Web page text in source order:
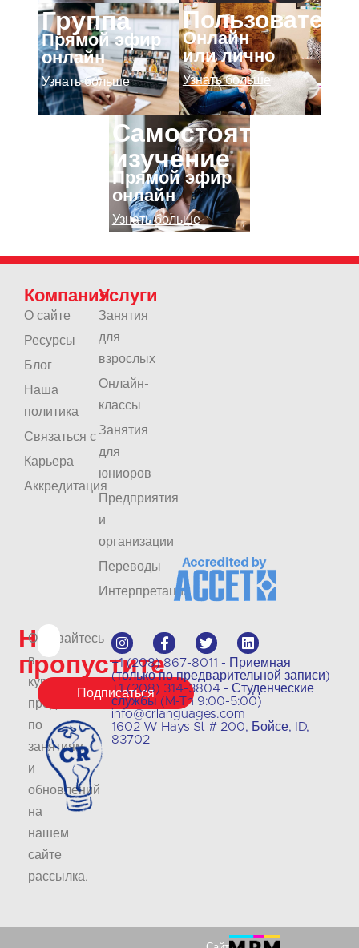
Группа
Прямой эфир
онлайн
Узнать больше
Онлайн
или лично
Узнать больше
Самостоятельное
изучение
Прямой эфир
онлайн
Узнать больше
Не
пропустите
Оставайтесь
в
курсе
предложений
по
занятиям
и
обновлений
на
нашем
сайте
рассылка.
Подписаться
+1 (208) 867-8011 - Приемная
(только по предварительной записи)
+1 (208) 314-3804 - Студенческие
службы (M-Th 9:00-5:00)
info@crlanguages.com
1602 W Hays St # 200, Бойсе, ID,
83702
Компания
О сайте
Ресурсы
Блог
Наша
политика
Связаться с
Карьера
Аккредитация
Услуги
Занятия
для
взрослых
Онлайн-
классы
Занятия
для
юниоров
Предприятия
и
организации
Переводы
Интерпретация